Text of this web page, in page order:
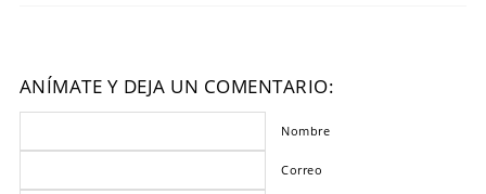
ANÍMATE Y DEJA UN COMENTARIO:
Nombre
Correo